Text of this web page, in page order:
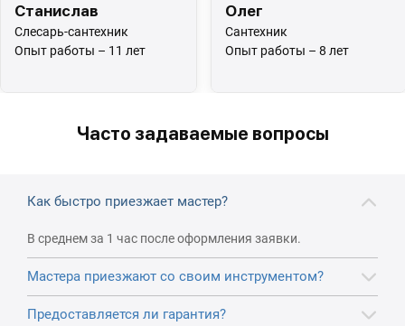
Станислав
Слесарь-сантехник
Опыт работы – 11 лет
Олег
Сантехник
Опыт работы – 8 лет
Часто задаваемые вопросы
Как быстро приезжает мастер?
В среднем за 1 час после оформления заявки.
Мастера приезжают со своим инструментом?
Предоставляется ли гарантия?